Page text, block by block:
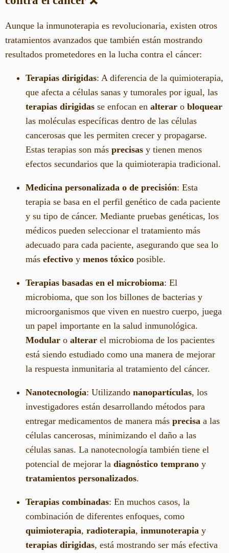
Aunque la inmunoterapia es revolucionaria, existen otros
tratamientos avanzados que también están mostrando
resultados prometedores en la lucha contra el cáncer:
Terapias dirigidas: A diferencia de la quimioterapia,
que afecta a células sanas y tumorales por igual, las
terapias dirigidas se enfocan en alterar o bloquear
las moléculas específicas dentro de las células
cancerosas que les permiten crecer y propagarse.
Estas terapias son más precisas y tienen menos
efectos secundarios que la quimioterapia tradicional.
Medicina personalizada o de precisión: Esta
terapia se basa en el perfil genético de cada paciente
y su tipo de cáncer. Mediante pruebas genéticas, los
médicos pueden seleccionar el tratamiento más
adecuado para cada paciente, asegurando que sea lo
más efectivo y menos tóxico posible.
Terapias basadas en el microbioma: El
microbioma, que son los billones de bacterias y
microorganismos que viven en nuestro cuerpo, juega
un papel importante en la salud inmunológica.
Modular o alterar el microbioma de los pacientes
está siendo estudiado como una manera de mejorar
la respuesta inmunitaria al tratamiento del cáncer.
Nanotecnología: Utilizando nanopartículas, los
investigadores están desarrollando métodos para
entregar medicamentos de manera más precisa a las
células cancerosas, minimizando el daño a las
células sanas. La nanotecnología también tiene el
potencial de mejorar la diagnóstico temprano y
tratamientos personalizados.
Terapias combinadas: En muchos casos, la
combinación de diferentes enfoques, como
quimioterapia, radioterapia, inmunoterapia y
terapias dirigidas, está mostrando ser más efectiva